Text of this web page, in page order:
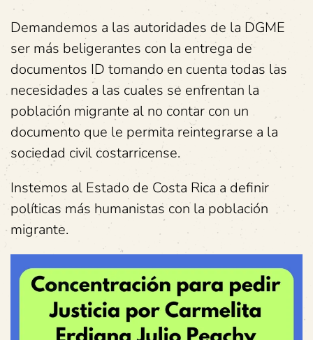
Demandemos a las autoridades de la DGME
ser más beligerantes con la entrega de
documentos ID tomando en cuenta todas las
necesidades a las cuales se enfrentan la
población migrante al no contar con un
documento que le permita reintegrarse a la
sociedad civil costarricense.
Instemos al Estado de Costa Rica a definir
políticas más humanistas con la población
migrante.